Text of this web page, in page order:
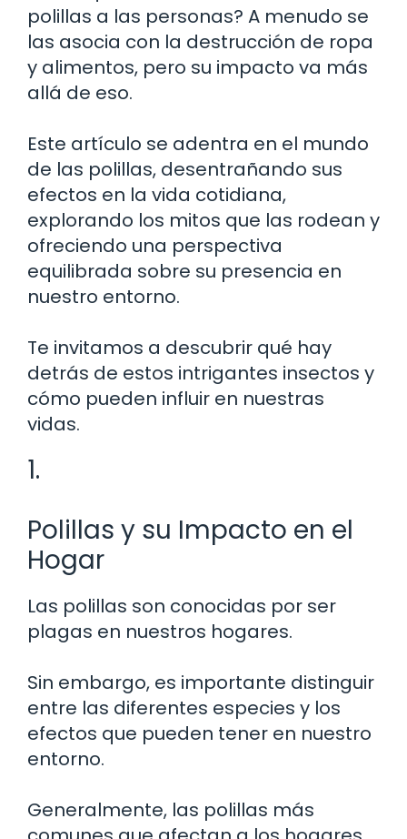
polillas a las personas? A menudo se
las asocia con la destrucción de ropa
y alimentos, pero su impacto va más
allá de eso.
Este artículo se adentra en el mundo
de las polillas, desentrañando sus
efectos en la vida cotidiana,
explorando los mitos que las rodean y
ofreciendo una perspectiva
equilibrada sobre su presencia en
nuestro entorno.
Te invitamos a descubrir qué hay
detrás de estos intrigantes insectos y
cómo pueden influir en nuestras
vidas.
1.
Polillas y su Impacto en el
Hogar
Las polillas son conocidas por ser
plagas en nuestros hogares.
Sin embargo, es importante distinguir
entre las diferentes especies y los
efectos que pueden tener en nuestro
entorno.
Generalmente, las polillas más